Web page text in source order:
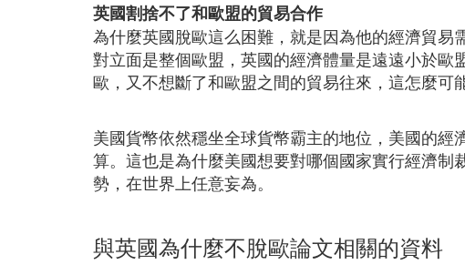
英國割捨不了和歐盟的貿易合作
為什麼英國脫歐這么困難，就是因為他的經濟貿
對立面是整個歐盟，英國的經濟體量是遠遠小於
歐，又不想斷了和歐盟之間的貿易往來，這怎麼可
美國貨幣依然穩坐全球貨幣霸主的地位，美國的
算。這也是為什麼美國想要對哪個國家實行經濟
勢，在世界上任意妄為。
與英國為什麼不脫歐論文相關的資料